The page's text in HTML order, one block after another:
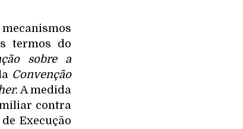
termos do
sobre a
Convenção
. A medida
contra
Execução